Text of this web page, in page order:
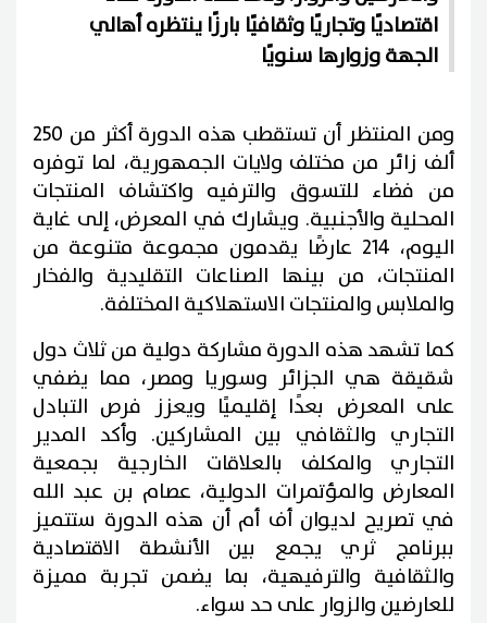
اقتصاديًا وتجاريًا وثقافيًا بارزًا ينتظره أهالي
الجهة وزوارها سنويًا
ومن المنتظر أن تستقطب هذه الدورة أكثر من 250
ألف زائر من مختلف ولايات الجمهورية، لما توفره
من فضاء للتسوق والترفيه واكتشاف المنتجات
المحلية والأجنبية. ويشارك في المعرض، إلى غاية
اليوم، 214 عارضًا يقدمون مجموعة متنوعة من
المنتجات، من بينها الصناعات التقليدية والفخار
والملابس والمنتجات الاستهلاكية المختلفة.
كما تشهد هذه الدورة مشاركة دولية من ثلاث دول
شقيقة هي الجزائر وسوريا ومصر، مما يضفي
على المعرض بعدًا إقليميًا ويعزز فرص التبادل
التجاري والثقافي بين المشاركين. وأكد المدير
التجاري والمكلف بالعلاقات الخارجية بجمعية
المعارض والمؤتمرات الدولية، عصام بن عبد الله
في تصريح لديوان أف أم أن هذه الدورة ستتميز
ببرنامج ثري يجمع بين الأنشطة الاقتصادية
والثقافية والترفيهية، بما يضمن تجربة مميزة
للعارضين والزوار على حد سواء.